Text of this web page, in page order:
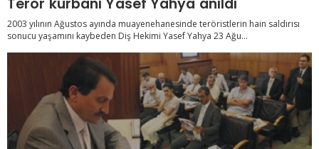
2003 yılının Ağustos ayında muayenehanesinde teröristlerin hain saldırısı
sonucu yaşamını kaybeden Diş Hekimi Yasef Yahya 23 Ağu...